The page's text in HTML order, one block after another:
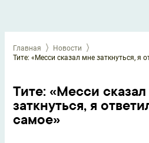
Главная
Новости
Тите: «Месси сказал мне заткнуться, я
Тите: «Месси
заткнуться, я
самое»